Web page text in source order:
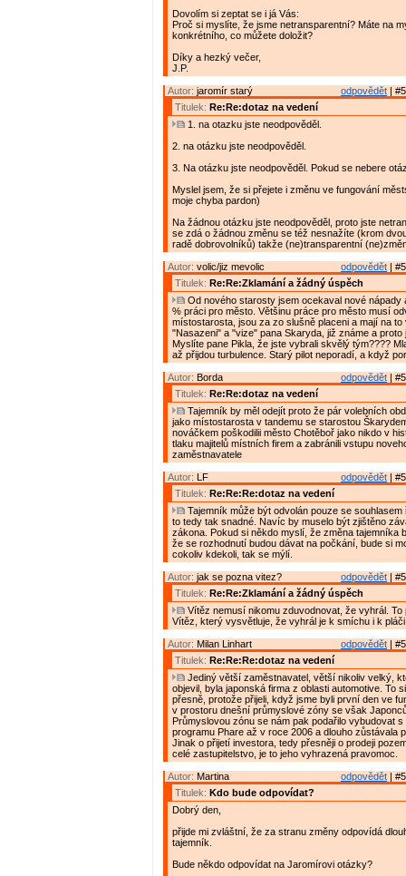
Dovolím si zeptat se i já Vás:
Proč si myslíte, že jsme netransparentní? Máte na
konkrétního, co můžete doložit?
Díky a hezký večer,
J.P.
odpovědět |
Autor: jaromír starý
Titulek: Re:Re:dotaz na vedení
1. na otazku jste neodpověděl.
2. na otázku jste neodpověděl.
3. Na otázku jste neodpověděl. Pokud se nebere
Myslel jsem, že si přejete i změnu ve fungování
moje chyba pardon)
Na žádnou otázku jste neodpověděl, proto jste
se zdá o žádnou změnu se též nesnažíte (krom
radě dobrovolníků) takže (ne)transparentní
odpovědět |
Autor: volic/jiz mevolic
Titulek: Re:Re:Zklamání a žádný úspěch
Od nového starosty jsem ocekaval nové nápady
% práci pro město. Většinu práce pro město musí
místostarosta, jsou za zo slušně placeni a mají na
"Nasazeni" a "vize" pana Skaryda, již známe a proto
Myslíte pane Pikla, že jste vybrali skvělý tým????
až přijdou turbulence. Starý pilot neporadí, a když
odpovědět |
Autor: Borda
Titulek: Re:Re:dotaz na vedení
Tajemník by měl odejít proto že pár volebních
jako místostarosta v tandemu se starostou
nováčkem poškodilii město Chotěboř jako nikdo v
tlaku majitelů místních firem a zabránili vstupu
zaměstnavatele
odpovědět |
Autor: LF
Titulek: Re:Re:Re:dotaz na vedení
Tajemník může být odvolán pouze se souhlasem
to tedy tak snadné. Navíc by muselo být zjištěno
zákona. Pokud si někdo myslí, že změna tajemníka
že se rozhodnutí budou dávat na počkání, bude si
cokoliv kdekoli, tak se mýlí.
odpovědět |
Autor: jak se pozna vitez?
Titulek: Re:Re:Zklamání a žádný úspěch
Vítěz nemusí nikomu zduvodnovat, že vyhrál. To
Vítěz, který vysvětluje, že vyhrál je k smíchu i k
odpovědět |
Autor: Milan Linhart
Titulek: Re:Re:Re:dotaz na vedení
Jediný větší zaměstnavatel, větší nikoliv velký,
objevil, byla japonská firma z oblasti automotive. To
přesně, protože přijeli, když jsme byli první den ve
v prostoru dnešní průmyslové zóny se však
Průmyslovou zónu se nám pak podařilo vybudovat
programu Phare až v roce 2006 a dlouho zůstávala
Jinak o přijetí investora, tedy přesněji o prodeji
celé zastupitelstvo, je to jeho vyhrazená pravomoc.
odpovědět |
Autor: Martina
Titulek: Kdo bude odpovídat?
Dobrý den,
přijde mi zvláštní, že za stranu změny odpovídá
tajemník.
Bude někdo odpovídat na Jaromírovi otázky?